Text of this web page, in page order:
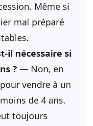
Même si
mal préparé
il nécessaire si
? — Non, en
vendre à un
de 4 ans.
toujours